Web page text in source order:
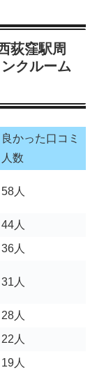
荻窪駅周
クルーム
良かった口コミ
人数
58人
44人
36人
31人
28人
22人
19人